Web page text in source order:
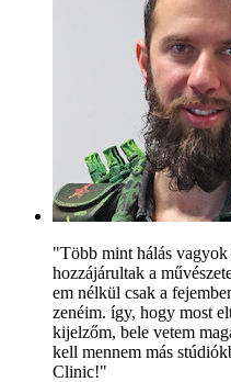
"Több mint hálás
hozzájárultak a
em nélkül csak a
zenéim. így, hogy most
kijelzőm, bele vetem
kell mennem más
Clinic!"